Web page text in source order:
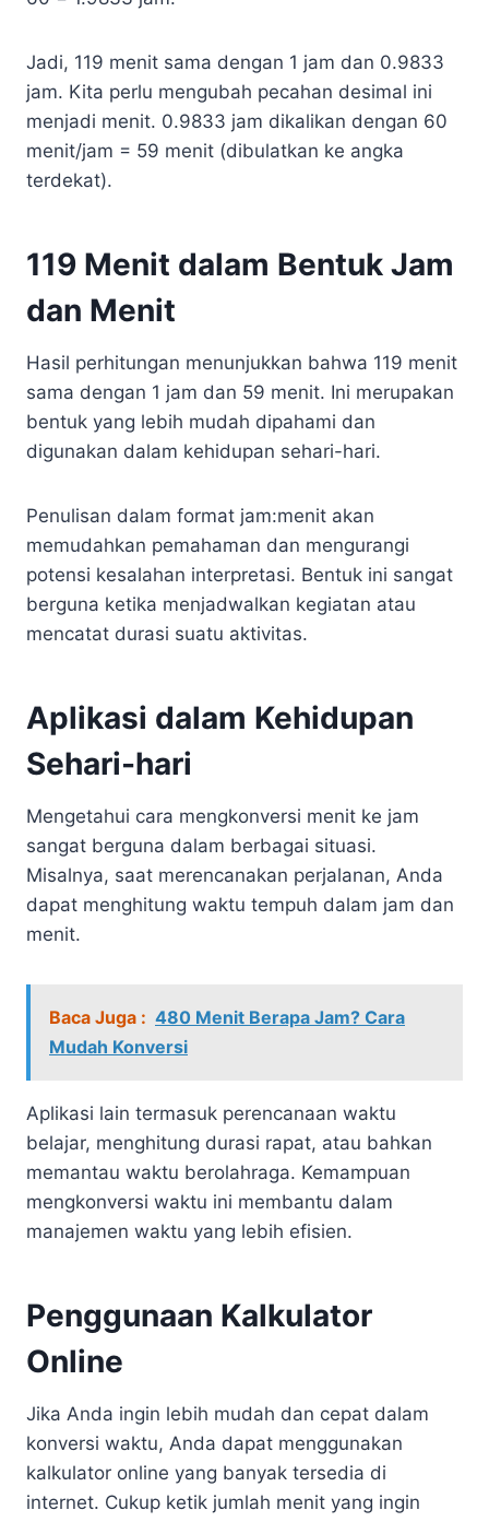
Jadi, 119 menit sama dengan 1 jam dan 0.9833
jam. Kita perlu mengubah pecahan desimal ini
menjadi menit. 0.9833 jam dikalikan dengan 60
menit/jam = 59 menit (dibulatkan ke angka
terdekat).
119 Menit dalam Bentuk Jam
dan Menit
Hasil perhitungan menunjukkan bahwa 119 menit
sama dengan 1 jam dan 59 menit. Ini merupakan
bentuk yang lebih mudah dipahami dan
digunakan dalam kehidupan sehari-hari.
Penulisan dalam format jam:menit akan
memudahkan pemahaman dan mengurangi
potensi kesalahan interpretasi. Bentuk ini sangat
berguna ketika menjadwalkan kegiatan atau
mencatat durasi suatu aktivitas.
Aplikasi dalam Kehidupan
Sehari-hari
Mengetahui cara mengkonversi menit ke jam
sangat berguna dalam berbagai situasi.
Misalnya, saat merencanakan perjalanan, Anda
dapat menghitung waktu tempuh dalam jam dan
menit.
Baca Juga : 480 Menit Berapa Jam? Cara
Mudah Konversi
Aplikasi lain termasuk perencanaan waktu
belajar, menghitung durasi rapat, atau bahkan
memantau waktu berolahraga. Kemampuan
mengkonversi waktu ini membantu dalam
manajemen waktu yang lebih efisien.
Penggunaan Kalkulator
Online
Jika Anda ingin lebih mudah dan cepat dalam
konversi waktu, Anda dapat menggunakan
kalkulator online yang banyak tersedia di
internet. Cukup ketik jumlah menit yang ingin